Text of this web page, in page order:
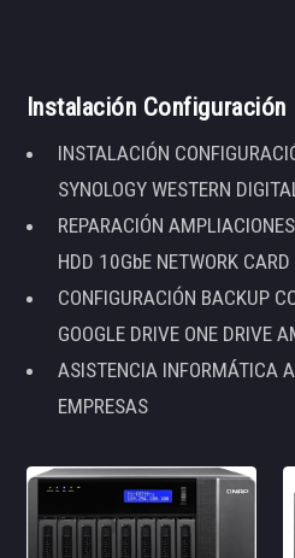
Instalación Configuración
INSTALACIÓN
SYNOLOGY WESTERN
REPARACIÓN
HDD 10GbE NETWORK CARD
CONFIGURACIÓN BACKUP
GOOGLE DRIVE ONE DRIVE
ASISTENCIA INFORMÁTICA
EMPRESAS